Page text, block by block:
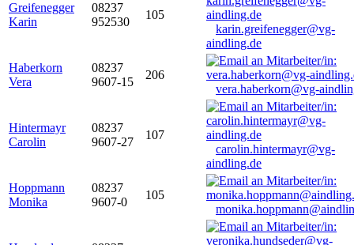
Greifenegger
Karin
08237
952530
105
karin.greifenegger@vg-
aindling.de
Haberkorn
Vera
08237
9607-15
206
vera.haberkorn@vg-
Hintermayr
Carolin
08237
9607-27
107
carolin.hintermayr@vg-
aindling.de
Hoppmann
Monika
08237
9607-0
105